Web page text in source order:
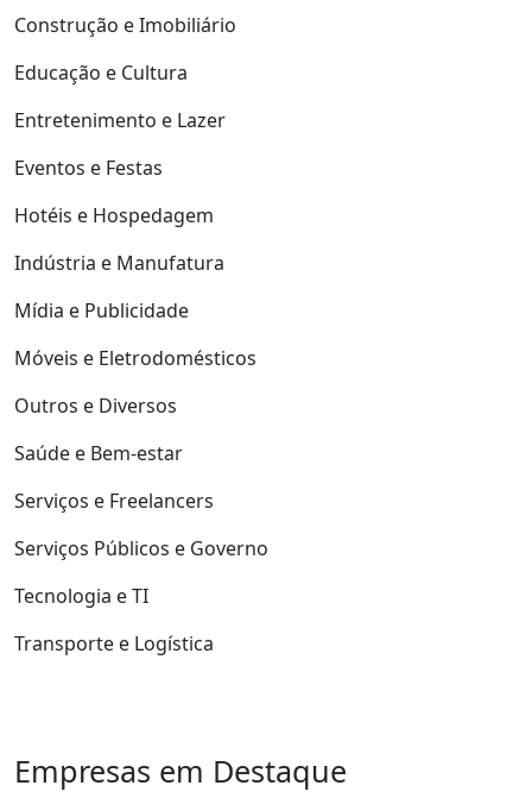
Construção e Imobiliário
Educação e Cultura
Entretenimento e Lazer
Eventos e Festas
Hotéis e Hospedagem
Indústria e Manufatura
Mídia e Publicidade
Móveis e Eletrodomésticos
Outros e Diversos
Saúde e Bem-estar
Serviços e Freelancers
Serviços Públicos e Governo
Tecnologia e TI
Transporte e Logística
Empresas em Destaque